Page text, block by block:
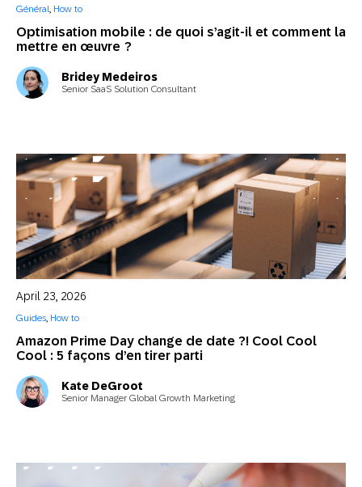
Optimisation mobile : de quoi s’agit-il et comment la
mettre en œuvre ?
Général, How to
Bridey Medeiros
Senior SaaS Solution Consultant
Amazon Prime Day change de date ?! Cool Cool
Cool : 5 façons d’en tirer parti
April 23, 2026
Guides, How to
Kate DeGroot
Senior Manager Global Growth Marketing